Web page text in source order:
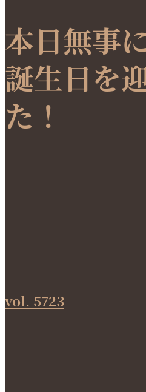
本日無事
誕生日を
た！
vol. 5723